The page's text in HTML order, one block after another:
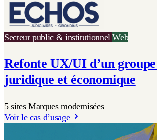
Secteur public & institutionnelWeb
Refonte UX/UI d’un groupe
juridique et économique
5 sites Marques modernisées
Voir le cas d’usage